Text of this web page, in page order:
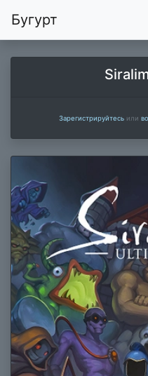
Бугурт
Зарегистрируйтесьили